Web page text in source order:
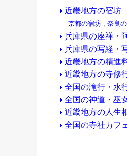
近畿地方の宿坊
京都の宿坊 奈良
兵庫県の座禅・
兵庫県の写経・
近畿地方の精進
近畿地方の寺修
全国の滝行・水
全国の神道・巫
近畿地方の人生
全国の寺社カフ